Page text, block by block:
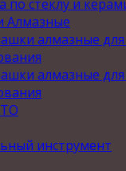
по стеклу и
Алмазные
алмазные
алмазные
инструмент